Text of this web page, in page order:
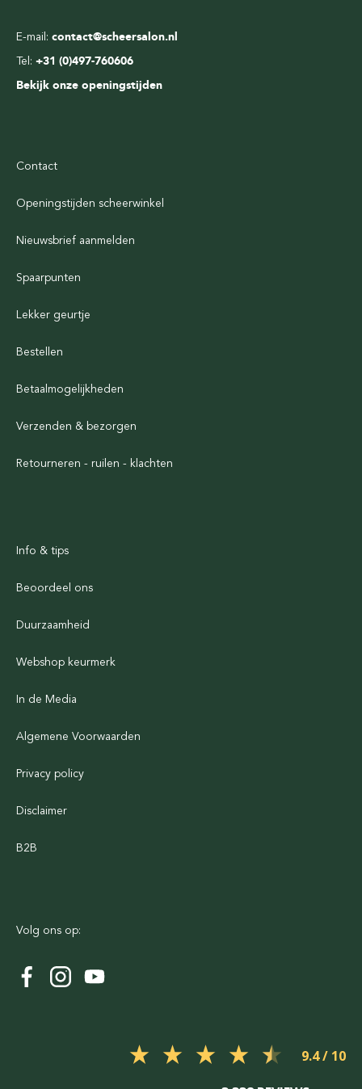
E-mail: contact@scheersalon.nl
Tel: +31 (0)497-760606
Bekijk onze openingstijden
Contact
Openingstijden scheerwinkel
Nieuwsbrief aanmelden
Spaarpunten
Lekker geurtje
Bestellen
Betaalmogelijkheden
Verzenden & bezorgen
Retourneren - ruilen - klachten
Info & tips
Beoordeel ons
Duurzaamheid
Webshop keurmerk
In de Media
Algemene Voorwaarden
Privacy policy
Disclaimer
B2B
Volg ons op:
9.4